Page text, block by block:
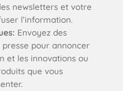
newsletters et votre
l’information.
Envoyez des
pour annoncer
et les innovations ou
que vous